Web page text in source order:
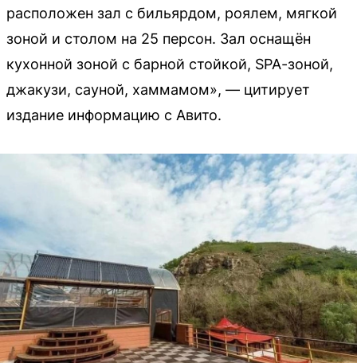
расположен зал c бильярдом, роялем, мягкой
зоной и столом на 25 персон. Зал оснащён
кухонной зоной с барной стойкой, SРА-зоной,
джакузи, сауной, хаммамом», — цитирует
издание информацию с Авито.